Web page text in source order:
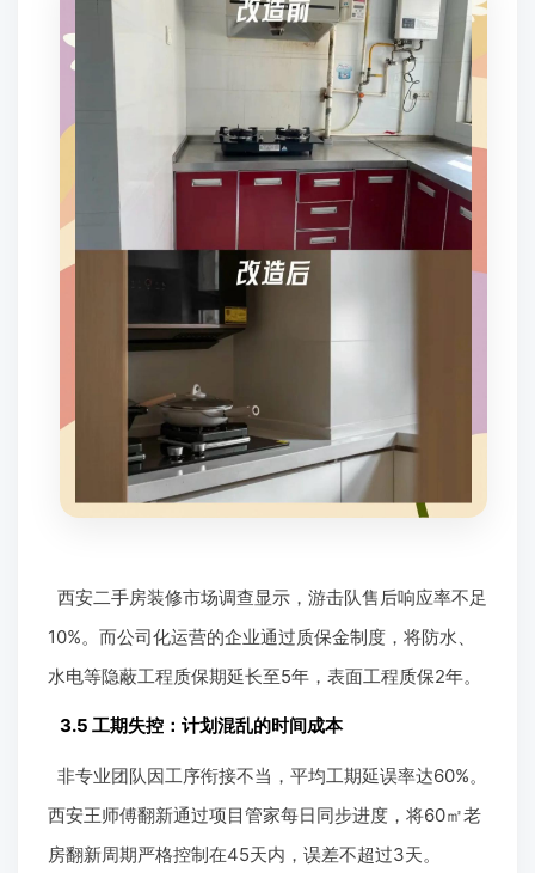
西安二手房装修市场调查显示，游击队售后响应率不足
10%。而公司化运营的企业通过质保金制度，将防水、
水电等隐蔽工程质保期延长至5年，表面工程质保2年。
3.5 工期失控：计划混乱的时间成本
非专业团队因工序衔接不当，平均工期延误率达60%。
西安王师傅翻新通过项目管家每日同步进度，将60㎡老
房翻新周期严格控制在45天内，误差不超过3天。